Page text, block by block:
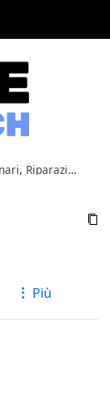
, Riparazioni

Più